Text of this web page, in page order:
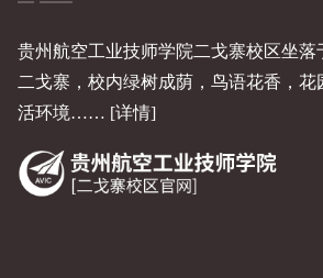
贵州航空工业技师学院二戈寨校区坐落
二戈寨，校内绿树成荫，鸟语花香，花
活环境…… [详情]